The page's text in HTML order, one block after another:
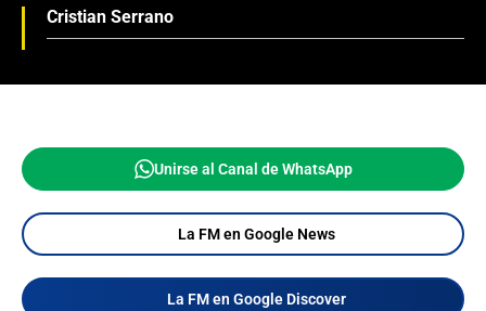
Cristian Serrano
Unirse al Canal de WhatsApp
La FM en Google News
La FM en Google Discover